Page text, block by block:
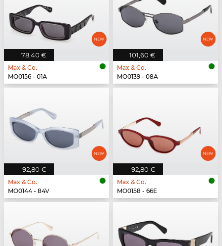
78,40 €
Max & Co.
MO0156 - 01A
101,60 €
Max & Co.
MO0139 - 08A
92,80 €
Max & Co.
MO0144 - 84V
92,80 €
Max & Co.
MO0158 - 66E